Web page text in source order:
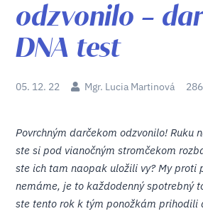
odzvonilo –
DNA test
05. 12. 22 Mgr. Lucia Martinová
Povrchným darčekom odzvonilo! Ruku
ste si pod vianočným stromčekom
ste ich tam naopak uložili vy? My proti
nemáme, je to každodenný spotrebný
ste tento rok k tým ponožkám prihodili